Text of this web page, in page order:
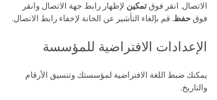
الاتصال. انقر فوق تمكين لإظهار رابط جهة الاتصال وانقر
فوق حفظ. قم بإلغاء التأشير عن الخانة لإخفاء رابط الاتصال.
الإعدادات الافتراضية للمؤسسة
يمكنك ضبط اللغة الافتراضية لمؤسستك وتنسيق الأرقام
والتاريخ.